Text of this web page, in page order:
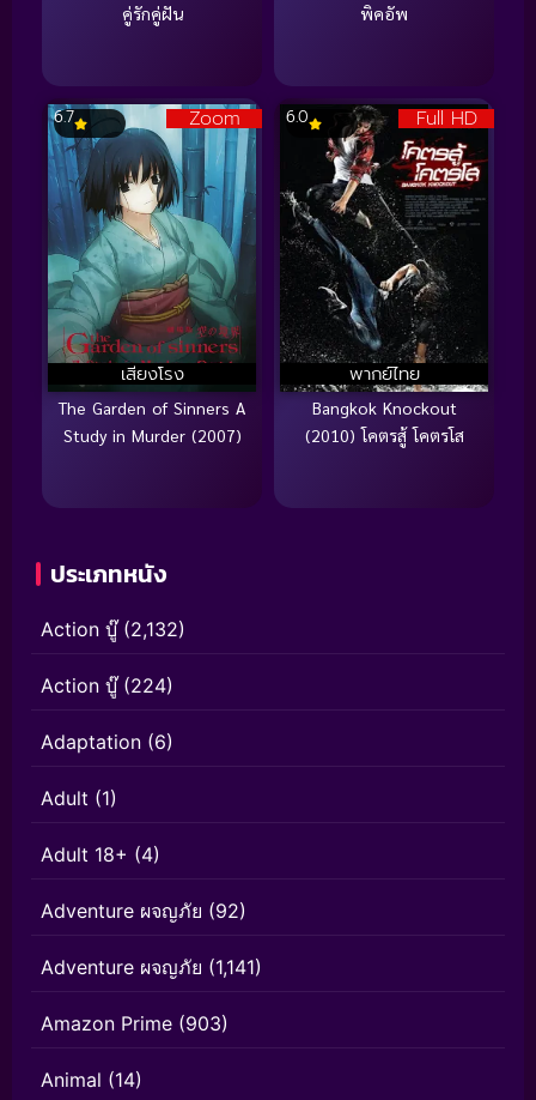
คู่รักคู่ฝัน
พิคอัพ
Zoom
เสียงโรง
6.7
The Garden of Sinners A
Study in Murder (2007)
Full HD
พากย์ไทย
6.0
Bangkok Knockout
(2010) โคตรสู้ โคตรโส
ประเภทหนัง
Action บู๊(2,132)
Action บู๊(224)
Adaptation (6)
Adult (1)
Adult 18+ (4)
Adventure ผจญภัย (92)
Adventure ผจญภัย (1,141)
Amazon Prime (903)
Animal (14)